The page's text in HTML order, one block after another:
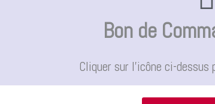
Bon de
Cliquer sur l'icône ci-